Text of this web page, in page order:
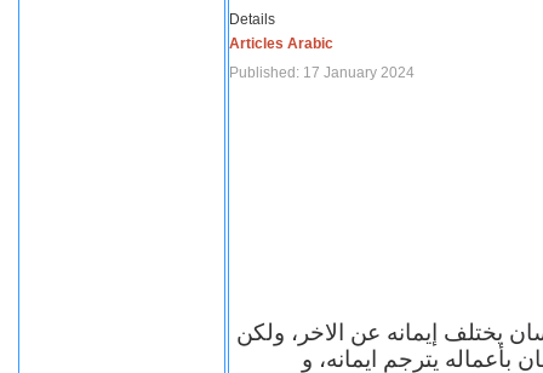
Details
Articles Arabic
Published: 17 January 2024
يختلف إيمانه عن الاخر، ولكن
بأعماله يترجم ايمانه، و